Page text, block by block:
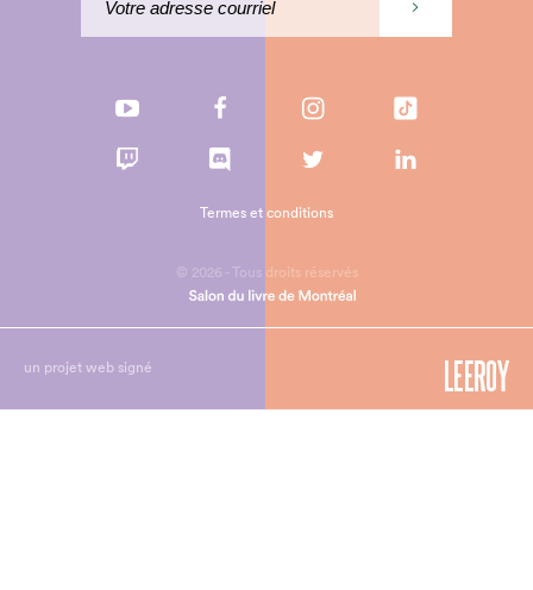
© 2026 - Tous droits réservés
Termes et conditions
un projet web signé